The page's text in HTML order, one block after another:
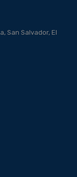
San Salvador, El